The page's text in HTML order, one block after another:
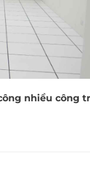
nhiều công